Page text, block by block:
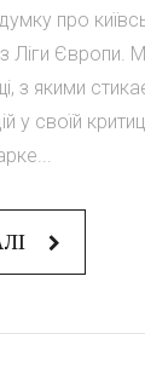
про
Ліги Європи.
з якими
у своїй